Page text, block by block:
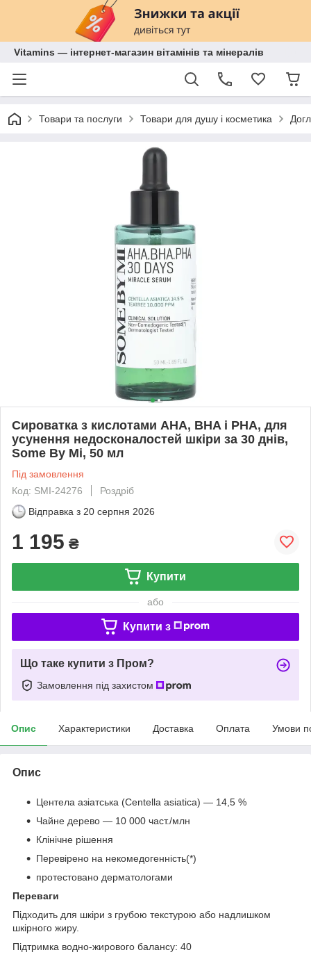
Vitamins — інтернет-магазин вітамінів та мінералів
Товари та послуги Товари для душу і косметика
Сироватка з кислотами AHA, BHA і PHA, для
усунення недосконалостей шкіри за 30 днів,
Some By Mi, 50 мл
Під замовлення
Код: SMI-24276
Роздріб
Відправка з 20 серпня 2026
1 195 ₴
Купити
або
Купити з
Що таке купити з Пром?
Замовлення під захистом
Опис Характеристики Доставка Оплата Умови
Опис
Центела азіатська (Centella asiatica) — 14,5 %
Чайне дерево — 10 000 част./млн
Клінічне рішення
Перевірено на некомедогенність(*)
протестовано дерматологами
Переваги
Підходить для шкіри з грубою текстурою або надлишком
шкірного жиру.
Підтримка водно-жирового балансу: 40